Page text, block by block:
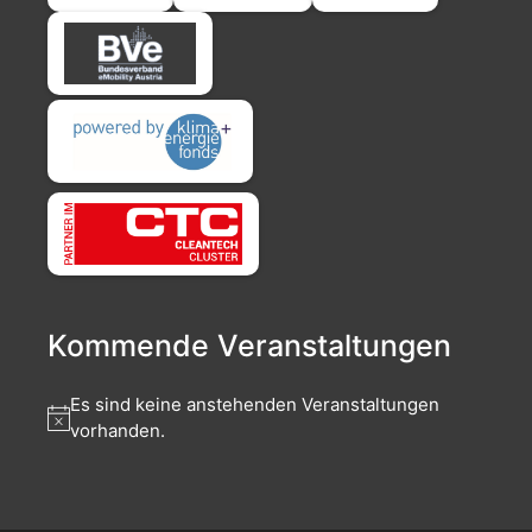
Kommende Veranstaltungen
Es sind keine anstehenden Veranstaltungen
vorhanden.